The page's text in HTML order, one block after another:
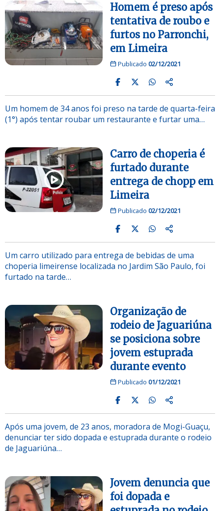
Homem é preso após
tentativa de roubo e
furtos no Parronchi,
em Limeira
Publicado 02/12/2021
Um homem de 34 anos foi preso na tarde de quarta-feira
(1°) após tentar roubar um restaurante e furtar uma…
Carro de choperia é
furtado durante
entrega de chopp em
Limeira
Publicado 02/12/2021
Um carro utilizado para entrega de bebidas de uma
choperia limeirense localizada no Jardim São Paulo, foi
furtado na tarde…
Organização de
rodeio de Jaguariúna
se posiciona sobre
jovem estuprada
durante evento
Publicado 01/12/2021
Após uma jovem, de 23 anos, moradora de Mogi-Guaçu,
denunciar ter sido dopada e estuprada durante o rodeio
de Jaguariúna…
Jovem denuncia que
foi dopada e